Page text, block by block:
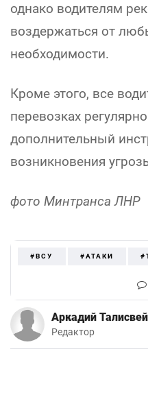
однако водителям
воздержаться от
необходимости.
Кроме этого, все
перевозках
дополнительный
возникновения
фото Минтранса ЛНР
#ВСУ #АТАКИ
Аркадий
Редактор